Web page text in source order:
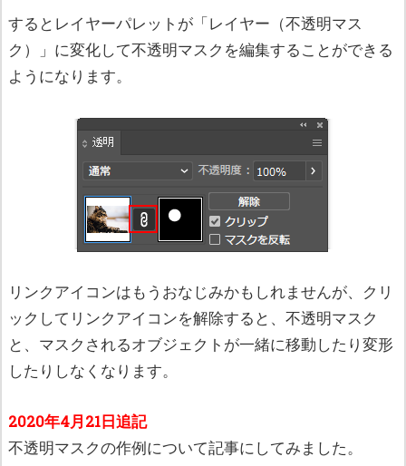
するとレイヤーパレットが「レイヤー（不透明マス
ク）」に変化して不透明マスクを編集することができる
ようになります。
リンクアイコンはもうおなじみかもしれませんが、クリ
ックしてリンクアイコンを解除すると、不透明マスク
と、マスクされるオブジェクトが一緒に移動したり変形
したりしなくなります。
2020年4月21日追記
不透明マスクの作例について記事にしてみました。